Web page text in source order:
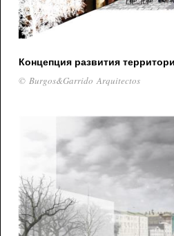
Концепция развития
© Burgos&Garrido Arquitectos